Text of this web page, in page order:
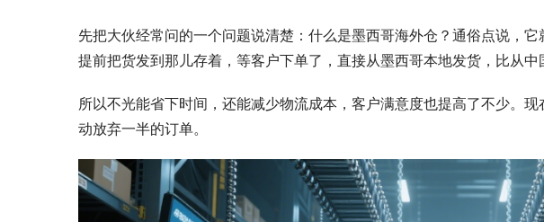
先把大伙经常问的一个问题说清楚：什么是墨西哥海外仓？通俗点说，它
提前把货发到那儿存着，等客户下单了，直接从墨西哥本地发货，比从中
所以不光能省下时间，还能减少物流成本，客户满意度也提高了不少。
动放弃一半的订单。